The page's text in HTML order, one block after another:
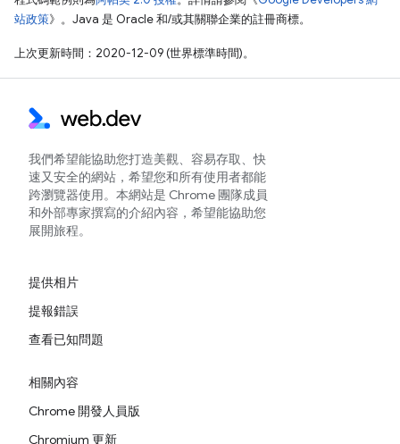
站政策》。Java 是 Oracle 和/或其關聯企業的註冊商標。
上次更新時間：2020-12-09 (世界標準時間)。
我們希望能協助您打造美觀、容易存取、快
速又安全的網站，希望您和所有使用者都能
跨瀏覽器使用。本網站是 Chrome 團隊成員
和外部專家撰寫的介紹內容，希望能協助您
展開旅程。
提供相片
提報錯誤
查看已知問題
相關內容
Chrome 開發人員版
Chromium 更新